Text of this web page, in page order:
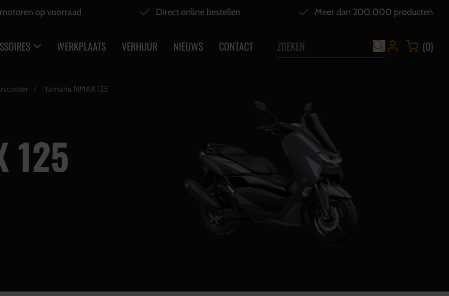
op voorraad Direct online bestellen Meer dan 200.000 producten
WERKPLAATS VERHUUR NIEUWS CONTACT (0)
Yamaha NMAX 125
125